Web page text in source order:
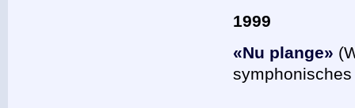
1999
«Nu plange»